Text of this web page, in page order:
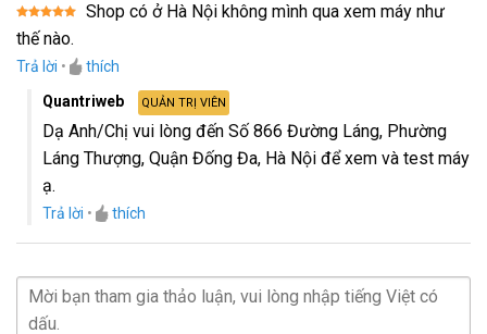
Được xếp
hạng 55
Shop có ở Hà Nội không mình qua xem máy như
thế nào.
Trả lời •
thích
Quantriweb
QUẢN TRỊ VIÊN
Dạ Anh/Chị vui lòng đến Số 866 Đường Láng, Phường
Láng Thượng, Quận Đống Đa, Hà Nội để xem và test máy
ạ.
Trả lời • thích